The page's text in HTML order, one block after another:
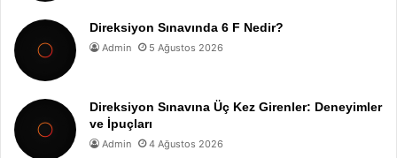
Direksiyon Sınavında 6 F Nedir?
Admin 5 Ağustos 2026
Direksiyon Sınavına Üç Kez Girenler: Deneyimler
ve İpuçları
Admin 4 Ağustos 2026